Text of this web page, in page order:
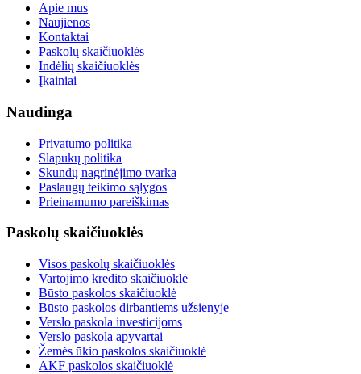
Apie mus
Naujienos
Kontaktai
Paskolų skaičiuoklės
Indėlių skaičiuoklės
Įkainiai
Naudinga
Privatumo politika
Slapukų politika
Skundų nagrinėjimo tvarka
Paslaugų teikimo sąlygos
Prieinamumo pareiškimas
Paskolų skaičiuoklės
Visos paskolų skaičiuoklės
Vartojimo kredito skaičiuoklė
Būsto paskolos skaičiuoklė
Būsto paskolos dirbantiems užsienyje
Verslo paskola investicijoms
Verslo paskola apyvartai
Žemės ūkio paskolos skaičiuoklė
AKF paskolos skaičiuoklė